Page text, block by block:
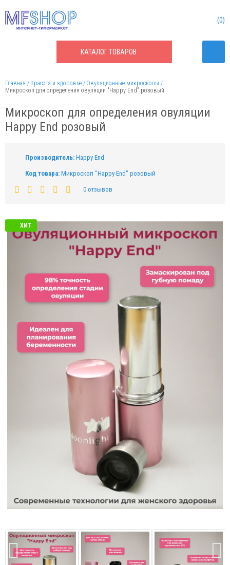
КАТАЛОГТОВАРОВ
0
Главная Красота и здоровье
Овуляционные микроскопы
Микроскоп для определения овуляции "Happy End" розовый
Микроскоп для определения овуляции
Happy End розовый
Производитель: Happy End
Код товара: Микроскоп "Happy End" розовый
0 отзывов
ХИТ